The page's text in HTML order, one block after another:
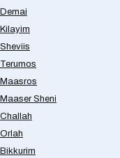
Demai
Kilayim
Sheviis
Terumos
Maasros
Maaser Sheni
Challah
Orlah
Bikkurim